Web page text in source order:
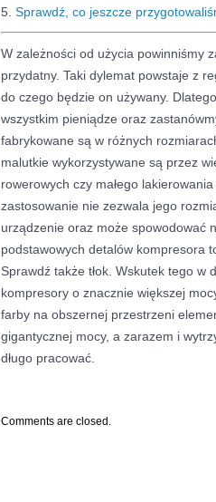
5. Sprawdź, co jeszcze
W zależności od użycia powinniśmy
przydatny. Taki dylemat powstaje z
do czego będzie on używany.
wszystkim pieniądze oraz
fabrykowane są w różnych
malutkie wykorzystywane są przez
rowerowych czy małego
zastosowanie nie zezwala jego
urządzenie oraz może spowodować
podstawowych detalów kompresora
Sprawdź także tłok. Wskutek tego
kompresory o znacznie większej
farby na obszernej przestrzeni
gigantycznej mocy, a zarazem i
długo pracować.
Comments are closed.